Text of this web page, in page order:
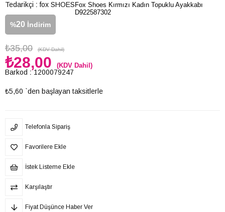
Tedarikçi : fox SHOES
%20 İndirim
₺35,00 (KDV Dahil)
₺28,00 (KDV Dahil)
Barkod : 1200079247
₺5,60 `den başlayan taksitlerle
Fox Shoes Kırmızı Kadın Topuklu Ayakkabı
D922587302
Telefonla Sipariş
Favorilere Ekle
İstek Listeme Ekle
Karşılaştır
Fiyat Düşünce Haber Ver